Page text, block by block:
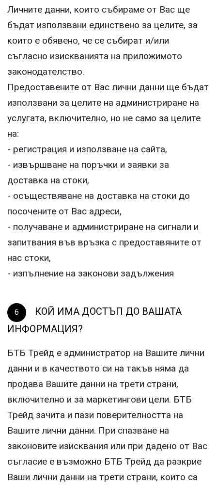
Личните данни, които събираме от Вас ще
бъдат използвани единствено за целите, за
които е обявено, че се събират и/или
съгласно изискванията на приложимото
законодателство.
Предоставените от Вас лични данни ще бъдат
използвани за целите на администриране на
услугата, включително, но не само за целите
на:
- регистрация и използване на сайта,
- извършване на поръчки и заявки за
доставка на стоки,
- осъществяване на доставка на стоки до
посочените от Вас адреси,
- получаване и администриране на сигнали и
запитвания във връзка с предоставяните от
нас стоки,
- изпълнение на законови задължения
КОЙ ИМА ДОСТЪП ДО ВАШАТА
ИНФОРМАЦИЯ?
БТБ Трейд е администратор на Вашите лични
данни и в качеството си на такъв няма да
продава Вашите данни на трети страни,
включително и за маркетингови цели. БТБ
Трейд зачита и пази поверителността на
Вашите лични данни. При спазване на
законовите изисквания или при дадено от Вас
съгласие е възможно БТБ Трейд да разкрие
Ваши лични данни на трети страни, които са